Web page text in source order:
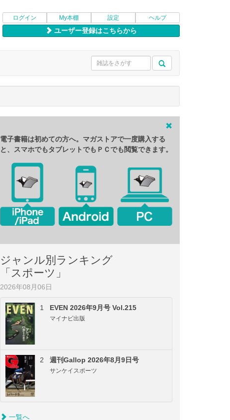
ログイン My本棚 設定 ヘルプ
ユーザー登録はこちらから
電子書籍は初めての方へ。マガストアで一度購入する
と、スマホでもタブレットでもＰＣでも閲覧できます。
ジャンル別ランキング
「スポーツ」
2026年08月06日
1 EVEN 2026年9月号 Vol.215
マイナビ出版
2 週刊Gallop 2026年8月9日号
サンケイスポーツ
一覧へ